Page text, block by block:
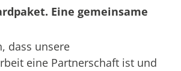
Eine gemeinsame
dass unsere
eine Partnerschaft ist und